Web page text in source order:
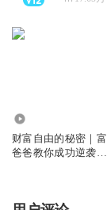
财富自由的秘密｜富
爸爸教你成功逆袭｜